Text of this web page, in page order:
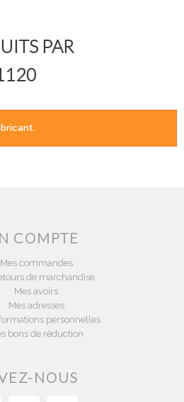
PAR
COMPTE
Mes commandes
de marchandise
Mes avoirs
Mes adresses
personnelles
bons de réduction
NOUS